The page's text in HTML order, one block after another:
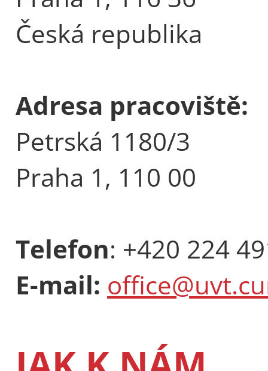
Česká republika
Adresa pracoviště:
Petrská 1180/3
Praha 1, 110 00
Telefon: +420 224
E-mail: